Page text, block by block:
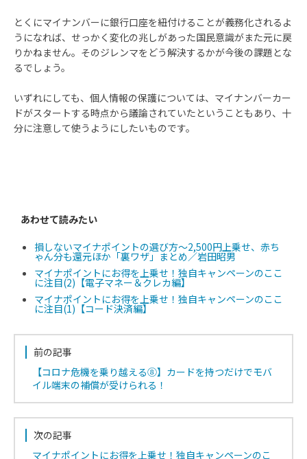
とくにマイナンバーに銀行口座を紐付けることが義務化されるよ
うになれば、せっかく変化の兆しがあった国民意識がまた元に戻
りかねません。そのジレンマをどう解決するかが今後の課題とな
るでしょう。
いずれにしても、個人情報の保護については、マイナンバーカー
ドがスタートする時点から議論されていたということもあり、十
分に注意して使うようにしたいものです。
あわせて読みたい
損しないマイナポイントの選び方～2,500円上乗せ、赤ち
ゃん分も還元ほか「裏ワザ」まとめ／岩田昭男
マイナポイントにお得を上乗せ！独自キャンペーンのここ
に注目(2)【電子マネー＆クレカ編】
マイナポイントにお得を上乗せ！独自キャンペーンのここ
に注目(1)【コード決済編】
前の記事
【コロナ危機を乗り越える⑧】カードを持つだけでモバ
イル端末の補償が受けられる！
次の記事
マイナポイントにお得を上乗せ！独自キャンペーンのこ